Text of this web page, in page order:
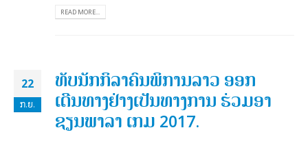
READ MORE...
22
ກ.ຍ.
ທັບນັກກິລາຄົນພິການລາວ ອອກ
ເດີນທາງຢ່າງເປັນທາງການ ຮ່ວມອາ
ຊຽນພາລາ ເກມ 2017.